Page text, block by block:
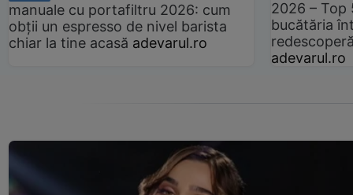
manuale cu portafiltru 2026: cum
obții un espresso de nivel barista
chiar la tine acasă adevarul.ro
2026 –
bucătăria
adevarul.ro